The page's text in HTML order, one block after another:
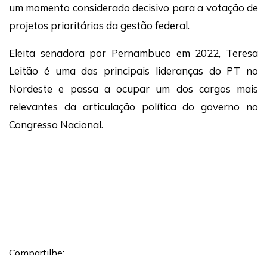
um momento considerado decisivo para a votação de
projetos prioritários da gestão federal.
Eleita senadora por Pernambuco em 2022, Teresa
Leitão é uma das principais lideranças do PT no
Nordeste e passa a ocupar um dos cargos mais
relevantes da articulação política do governo no
Congresso Nacional.
Compartilhe: